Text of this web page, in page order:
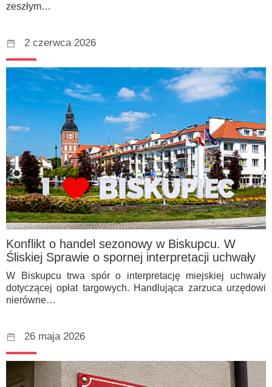
zeszłym…
2 czerwca 2026
Konflikt o handel sezonowy w Biskupcu. W
Śliskiej Sprawie o spornej interpretacji uchwały
W Biskupcu trwa spór o interpretację miejskiej uchwały
dotyczącej opłat targowych. Handlująca zarzuca urzędowi
nierówne…
26 maja 2026